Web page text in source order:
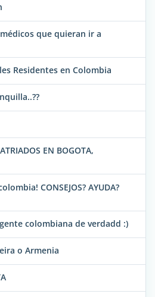
que quieran ir a
Residentes en Colombia
EN BOGOTA,
CONSEJOS? AYUDA?
colombiana de verdadd :)
o Armenia